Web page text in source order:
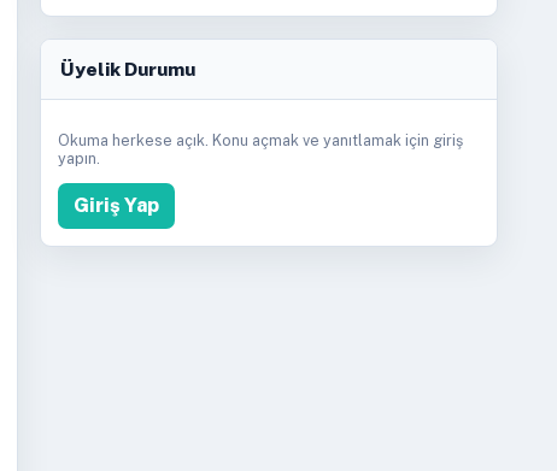
Üyelik Durumu
Okuma herkese açık. Konu açmak ve yanıtlamak için giriş
yapın.
Giriş Yap